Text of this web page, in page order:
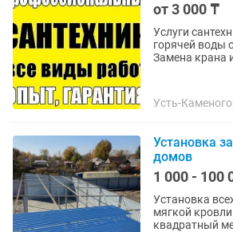
от 3 000 ₸
Услуги сантехника
горячей воды
Замена крана
Усть-
Установка
домов
1 000 - 100
Установка
мягкой
квадратный